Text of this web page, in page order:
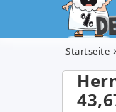
Startseite